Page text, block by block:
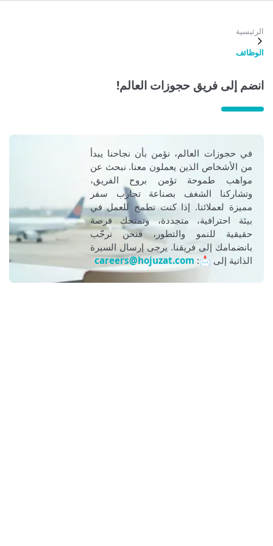
إلى فريق حجوزات العالم!
في حجوزات العالم، نؤمن بأن نجاحنا يبدأ
من الأشخاص الذين يعملون معنا. نبحث عن
مواهب طموحة تؤمن بروح الفريق،
وتشاركنا الشغف بصناعة تجارب سفر
مميزة لعملائنا. إذا كنت تطمح للعمل في
بيئة احترافية، متجددة، وتمنحك فرصة
حقيقية للنمو والتطور، فنحن نرحّب
بانضمامك إلى فريقنا. يرجى إرسال السيرة
careers@hojuzat.com